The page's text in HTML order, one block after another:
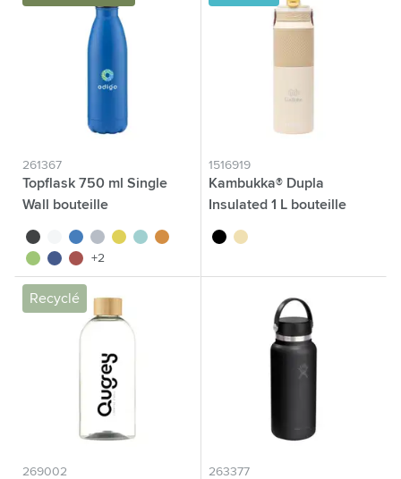
261367
Topflask 750 ml Single
Wall bouteille
noir blancbleu gris clairjaunebleu clair
orange
lime bleu marine
rouge+2
1516919
Kambukka® Dupla
Insulated 1 L bouteille
noir sable
Recyclé
269002 263377